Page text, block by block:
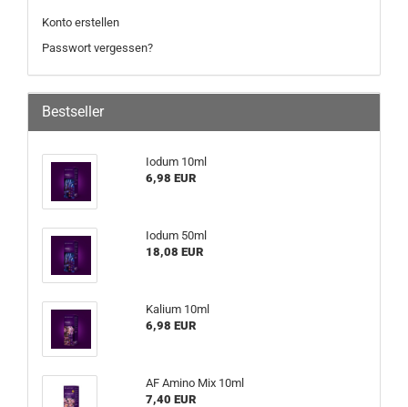
Konto erstellen
Passwort vergessen?
Bestseller
Iodum 10ml
6,98 EUR
Iodum 50ml
18,08 EUR
Kalium 10ml
6,98 EUR
AF Amino Mix 10ml
7,40 EUR